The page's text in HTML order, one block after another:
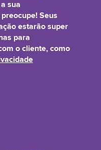
soja, ou arroz) que atua como
da colônia mais babadeira do
sua
Seus
estarão super
para
o cliente, como